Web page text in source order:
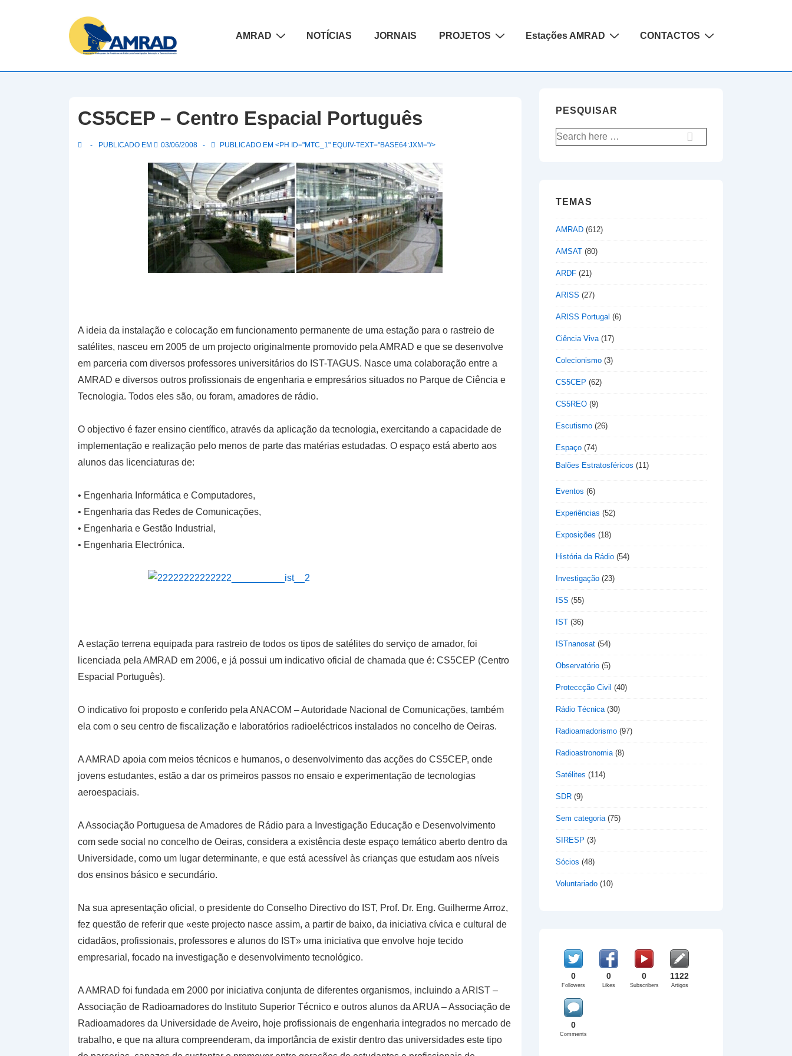
Content
Navegação
AMRAD NOTÍCIAS JORNAIS PROJETOS Estações AMRAD CONTACTOS
CS5CEP – Centro Espacial Português
PUBLICADO EM 03/06/2008 PUBLICADO EM <PH ID="MTC_1" EQUIV-TEXT="BASE64:JXM="/>
A ideia da instalação e colocação em funcionamento permanente de uma estação para o rastreio de
satélites, nasceu em 2005 de um projecto originalmente promovido pela AMRAD e que se desenvolve
em parceria com diversos professores universitários do IST-TAGUS. Nasce uma colaboração entre a
AMRAD e diversos outros profissionais de engenharia e empresários situados no Parque de Ciência e
Tecnologia. Todos eles são, ou foram, amadores de rádio.
O objectivo é fazer ensino científico, através da aplicação da tecnologia, exercitando a capacidade de
implementação e realização pelo menos de parte das matérias estudadas. O espaço está aberto aos
alunos das licenciaturas de:
• Engenharia Informática e Computadores,
• Engenharia das Redes de Comunicações,
• Engenharia e Gestão Industrial,
• Engenharia Electrónica.
A estação terrena equipada para rastreio de todos os tipos de satélites do serviço de amador, foi
licenciada pela AMRAD em 2006, e já possui um indicativo oficial de chamada que é: CS5CEP (Centro
Espacial Português).
O indicativo foi proposto e conferido pela ANACOM – Autoridade Nacional de Comunicações, também
ela com o seu centro de fiscalização e laboratórios radioeléctricos instalados no concelho de Oeiras.
A AMRAD apoia com meios técnicos e humanos, o desenvolvimento das acções do CS5CEP, onde
jovens estudantes, estão a dar os primeiros passos no ensaio e experimentação de tecnologias
aeroespaciais.
A Associação Portuguesa de Amadores de Rádio para a Investigação Educação e Desenvolvimento
com sede social no concelho de Oeiras, considera a existência deste espaço temático aberto dentro da
Universidade, como um lugar determinante, e que está acessível às crianças que estudam aos níveis
dos ensinos básico e secundário.
Na sua apresentação oficial, o presidente do Conselho Directivo do IST, Prof. Dr. Eng. Guilherme Arroz,
fez questão de referir que «este projecto nasce assim, a partir de baixo, da iniciativa cívica e cultural de
cidadãos, profissionais, professores e alunos do IST» uma iniciativa que envolve hoje tecido
empresarial, focado na investigação e desenvolvimento tecnológico.
A AMRAD foi fundada em 2000 por iniciativa conjunta de diferentes organismos, incluindo a ARIST –
Associação de Radioamadores do Instituto Superior Técnico e outros alunos da ARUA – Associação de
Radioamadores da Universidade de Aveiro, hoje profissionais de engenharia integrados no mercado de
trabalho, e que na altura compreenderam, da importância de existir dentro das universidades este tipo
PESQUISAR
Pesquisar
por:
TEMAS
AMRAD (612)
AMSAT (80)
ARDF (21)
ARISS (27)
ARISS Portugal (6)
Ciência Viva(17)
Colecionismo (3)
CS5CEP (62)
CS5REO (9)
Escutismo (26)
Espaço (74)
Balões Estratosféricos (11)
Eventos (6)
Experiências (52)
Exposições (18)
História da Rádio (54)
Investigação (23)
ISS (55)
IST (36)
ISTnanosat (54)
Observatório (5)
Proteccção Civil (40)
Rádio Técnica(30)
Radioamadorismo (97)
Radioastronomia(8)
Satélites (114)
SDR (9)
Sem categoria(75)
SIRESP (3)
Sócios (48)
Voluntariado (10)
0
Followers
0
Likes
0
Subscribers
1122
Artigos
0
Comments